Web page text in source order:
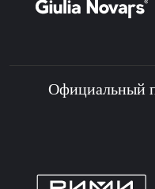
Официальный